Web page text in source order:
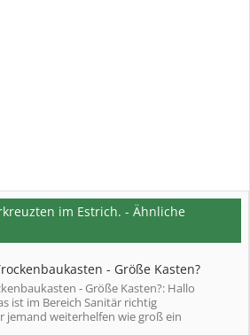
im Estrich. - Ähnliche
- Größe Kasten?
- Größe Kasten?: Hallo
ist im Bereich Sanitär richtig
jemand weiterhelfen wie groß ein